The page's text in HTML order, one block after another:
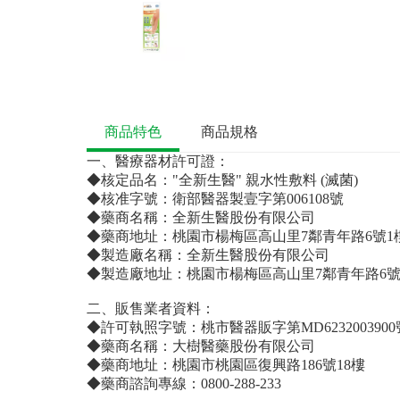
商品特色
商品規格
一、醫療器材許可證：
◆核定品名："全新生醫" 親水性敷料 (滅菌)
◆核准字號：衛部醫器製壹字第006108號
◆藥商名稱：全新生醫股份有限公司
◆藥商地址：桃園市楊梅區高山里7鄰青年路6號1
◆製造廠名稱：全新生醫股份有限公司
◆製造廠地址：桃園市楊梅區高山里7鄰青年路6
二、販售業者資料：
◆許可執照字號：桃市醫器販字第MD6232003900
◆藥商名稱：大樹醫藥股份有限公司
◆藥商地址：桃園市桃園區復興路186號18樓
◆藥商諮詢專線：0800-288-233